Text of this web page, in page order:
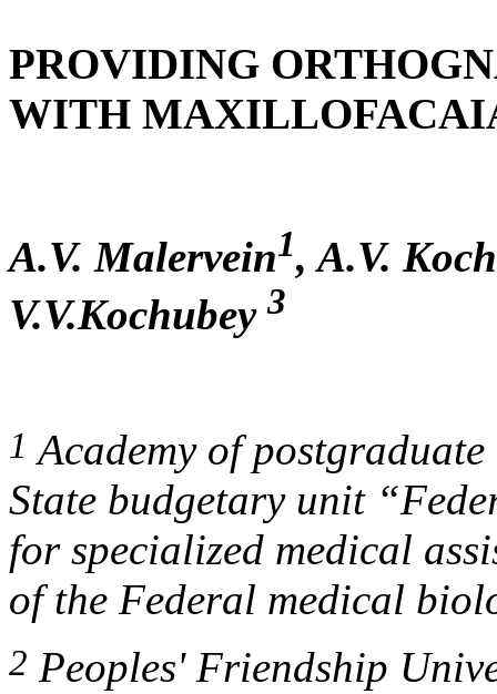
PROVIDING
WITH
A.V. Malervein1, A.V.
V.V.Kochubey3
1 Academy of
State budgetary unit
for specialized medical
of the Federal medical
2 Peoples' Friendship